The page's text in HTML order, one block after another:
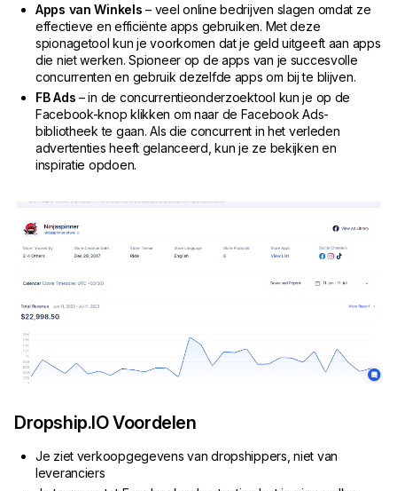
Apps van Winkels – veel online bedrijven slagen omdat ze
effectieve en efficiënte apps gebruiken. Met deze
spionagetool kun je voorkomen dat je geld uitgeeft aan apps
die niet werken. Spioneer op de apps van je succesvolle
concurrenten en gebruik dezelfde apps om bij te blijven.
FB Ads – in de concurrentieonderzoektool kun je op de
Facebook-knop klikken om naar de Facebook Ads-
bibliotheek te gaan. Als die concurrent in het verleden
advertenties heeft gelanceerd, kun je ze bekijken en
inspiratie opdoen.
Dropship.IO Voordelen
Je ziet verkoopgegevens van dropshippers, niet van
leveranciers